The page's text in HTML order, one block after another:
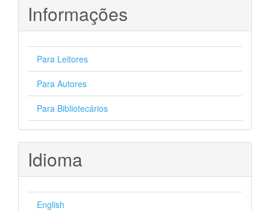
Informações
Para Leitores
Para Autores
Para Bibliotecários
Idioma
English